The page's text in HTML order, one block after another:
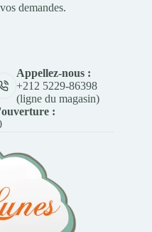
demandes.
Appellez-nous :
+212 5229-86398
(ligne du magasin)
: